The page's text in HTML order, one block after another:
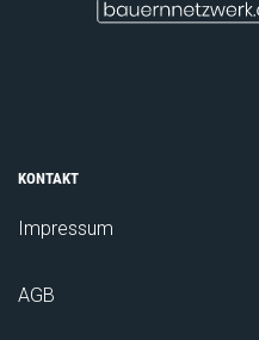
KONTAKT
Impressum
AGB